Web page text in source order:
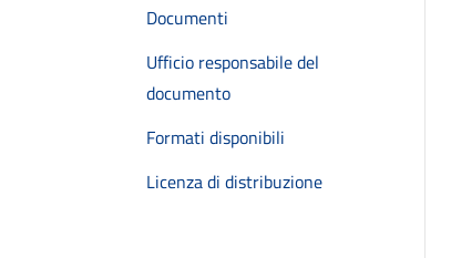
Documenti
Ufficio responsabile del
documento
Formati disponibili
Licenza di distribuzione